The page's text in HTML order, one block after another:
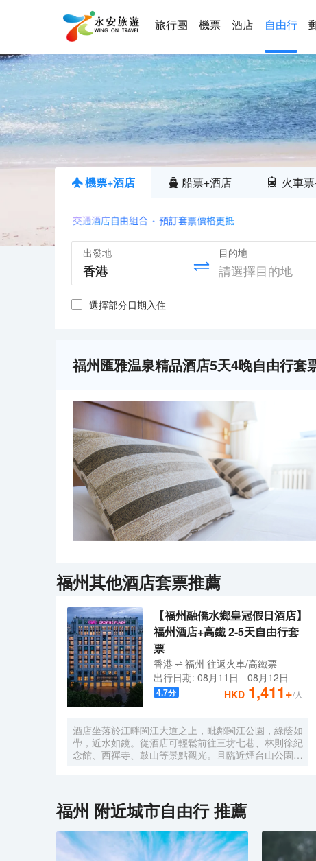
旅行團 機票 酒店 自由行
機票+酒店 船票+酒店 火車
出發地 目的地
選擇部分日期入住
福州匯雅温泉精品酒店5天4晚自由行套
福州其他酒店套票推薦
【福州融僑水鄉皇冠假日酒店】
福州酒店+高鐵 2-5天自由行套
票
香港 福州 往返火車/高鐵票
出行日期: 08月11日 - 08月12日
4.7分 HKD 1,411+/人
酒店坐落於江畔閩江大道之上，毗鄰閩江公園，綠蔭如
帶，近水如鏡。從酒店可輕鬆前往三坊七巷、林則徐紀
念館、西禪寺、鼓山等景點觀光。且臨近煙台山公園、
福州 附近城市自由行 推薦